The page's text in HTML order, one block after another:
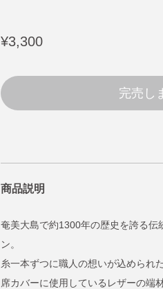
¥3,300
完売し
商品説明
奄美大島で約1300年の歴史を誇る伝
ン。
糸一本ずつに職人の想いが込められ
席カバーに使用しているレザーの端